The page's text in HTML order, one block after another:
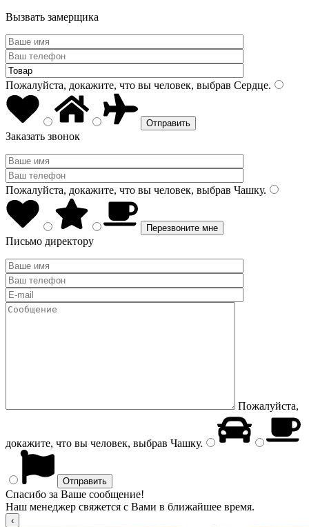
Вызвать замерщика
Пожалуйста, докажите, что вы человек, выбрав Сердце.
Заказать звонок
Пожалуйста, докажите, что вы человек, выбрав Чашку.
Письмо директору
Пожалуйста,
докажите, что вы человек, выбрав Чашку.
Спасибо за Ваше сообщение!
Наш менеджер свяжется с Вами в ближайшее время.